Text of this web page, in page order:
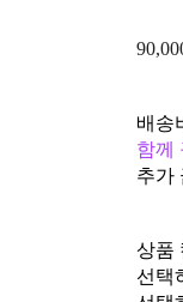
배송
함께
추가
상품
선택